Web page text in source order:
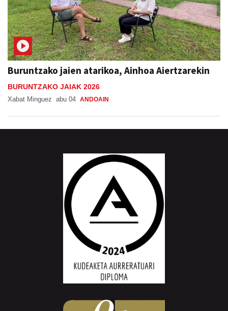
Buruntzako jaien atarikoa, Ainhoa Aiertzarekin
BURUNTZAKO JAIAK 2026
Xabat Minguez abu 04 ANDOAIN